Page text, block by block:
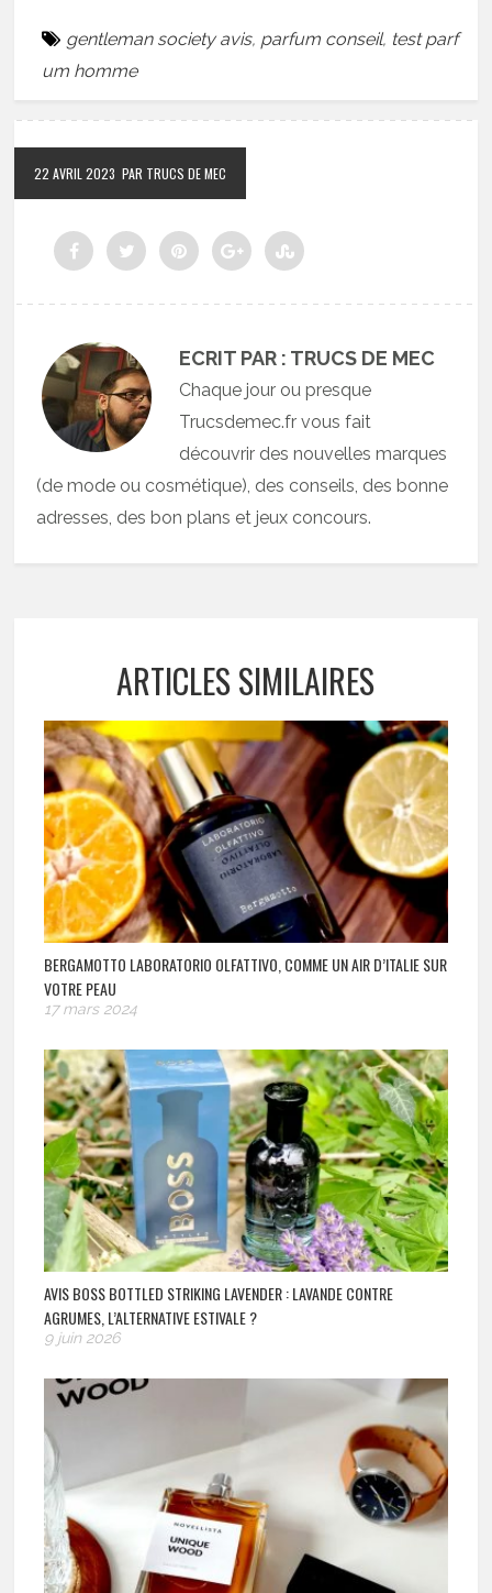
gentleman society avis, parfum conseil, test parf
um homme
22 AVRIL 2023 PAR TRUCS DE MEC
ECRIT PAR : TRUCS DE MEC
Chaque jour ou presque
Trucsdemec.fr vous fait
découvrir des nouvelles marques
(de mode ou cosmétique), des conseils, des bonne
adresses, des bon plans et jeux concours.
ARTICLES SIMILAIRES
BERGAMOTTO LABORATORIO OLFATTIVO, COMME UN AIR D’ITALIE SUR
VOTRE PEAU
17 mars 2024
AVIS BOSS BOTTLED STRIKING LAVENDER : LAVANDE CONTRE
AGRUMES, L’ALTERNATIVE ESTIVALE ?
9 juin 2026